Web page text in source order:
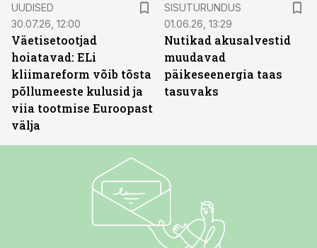
UUDISED
30.07.26, 12:00
Väetisetootjad
hoiatavad: ELi
kliimareform võib tõsta
põllumeeste kulusid ja
viia tootmise Euroopast
välja
SISUTURUNDUS
01.06.26, 13:29
Nutikad akusalvestid
muudavad
päikeseenergia taas
tasuvaks